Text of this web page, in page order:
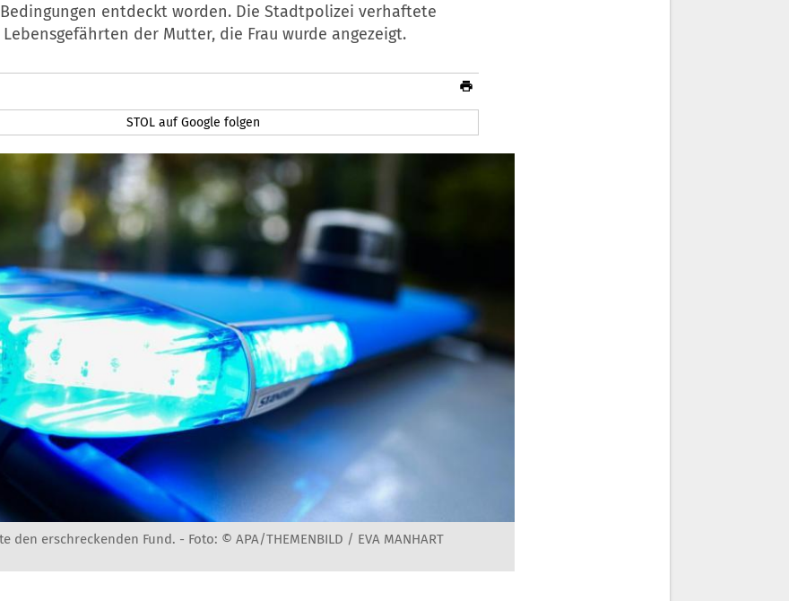
entdeckt worden. Die Stadtpolizei verhaftete
der Mutter, die Frau wurde angezeigt.
STOL auf Google folgen
den erschreckenden Fund. - Foto: © APA/THEMENBILD / EVA MANHART